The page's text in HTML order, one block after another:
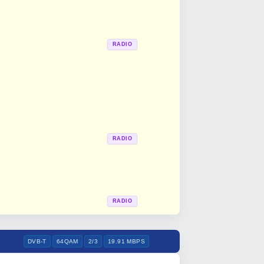
RADIO
RADIO
RADIO
DVB-T 64QAM 2/3 19.91 MBPS